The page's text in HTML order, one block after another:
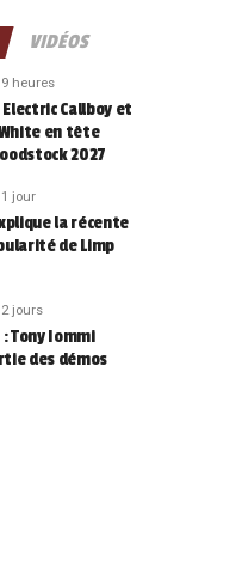
VIDÉOS
heures
Callboy et
en tête
2027
jour
la récente
de Limp
jours
Tony Iommi
des démos